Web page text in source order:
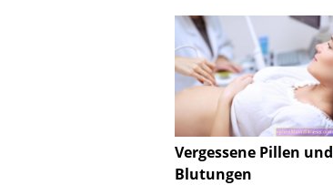
Vergessene Pillen und
Blutungen